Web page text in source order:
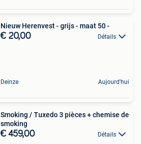
Nieuw Herenvest - grijs - maat 50 -
€ 20,00 Détails
Deinze Aujourd'hui
Smoking / Tuxedo 3 pièces + chemise de
smoking
€ 459,00 Détails